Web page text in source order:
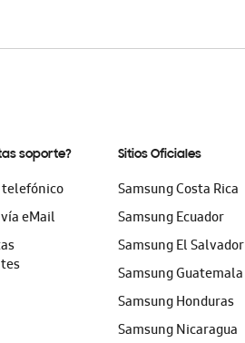
soporte?
eMail
Sitios Oficiales
Samsung Costa Rica
Samsung Ecuador
Samsung El Salvador
Samsung Guatemala
Samsung Honduras
Samsung Nicaragua